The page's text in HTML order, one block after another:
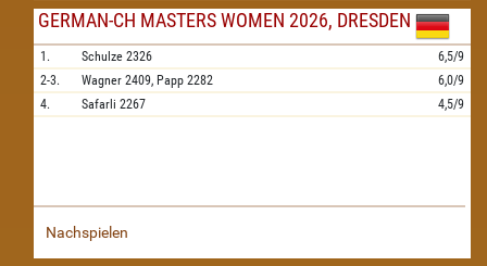
GERMAN-CH MASTERS WOMEN 2026, DRESDEN
1. Schulze 2326
6,5/9
2-3.
Wagner 2409, Papp 2282
6,0/9
4.
Safarli 2267 4,5/9
Nachspielen